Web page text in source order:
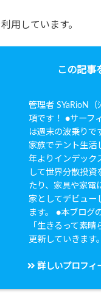
用しています。
この記事
管理者 SYaRioN
項です！ ●サーフ
は週末の波乗りで
家族でテント生活
年よりインデック
して世界分散投
たり、家具や家電
家としてデビュー
ます。 ●本ブログ
「生きるって素
更新していきます
詳しいプロフィ